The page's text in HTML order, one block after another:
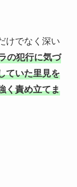
けでなく深い
の犯行に気づ
ていた里見を
く責め立てま